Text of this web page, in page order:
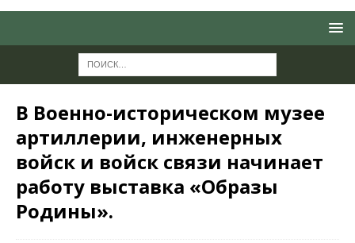
В Военно-историческом музее
артиллерии, инженерных
войск и войск связи начинает
работу выставка «Образы
Родины».